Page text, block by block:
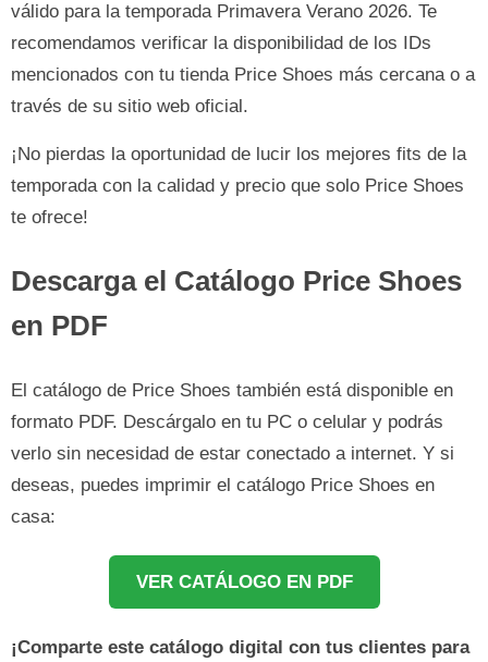
válido para la temporada Primavera Verano 2026. Te
recomendamos verificar la disponibilidad de los IDs
mencionados con tu tienda Price Shoes más cercana o a
través de su sitio web oficial.
¡No pierdas la oportunidad de lucir los mejores fits de la
temporada con la calidad y precio que solo Price Shoes
te ofrece!
Descarga el Catálogo Price Shoes
en PDF
El catálogo de Price Shoes también está disponible en
formato PDF. Descárgalo en tu PC o celular y podrás
verlo sin necesidad de estar conectado a internet. Y si
deseas, puedes imprimir el catálogo Price Shoes en
casa:
VER CATÁLOGO EN PDF
¡Comparte este catálogo digital con tus clientes para